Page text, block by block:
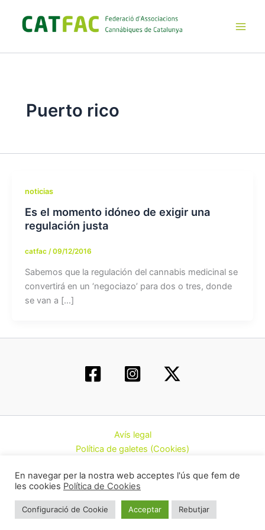
contenido
Puerto rico
noticias
Es el momento idóneo de exigir una
regulación justa
catfac /09/12/2016
Sabemos que la regulación del cannabis medicinal se
convertirá en un ‘negociazo’ para dos o tres, donde
se van a […]
Avís legal
Política de galetes (Cookies)
Contacte
Cannàbiques de Catalunya (CatFAC)
En navegar per la nostra web acceptes l'ús que fem de
les cookies Política de Cookies
Configuració de Cookie Acceptar Rebutjar